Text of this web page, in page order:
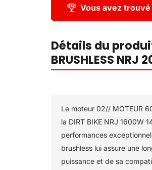
Vous avez
Détails du
BRUSHLESS NRJ
Le moteur 02// MOTEUR
la DIRT BIKE NRJ 1600W
performances
brushless lui assure une
puissance et de sa